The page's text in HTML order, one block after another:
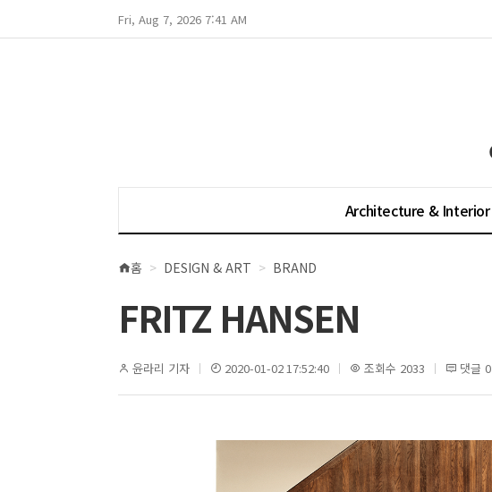
Fri, Aug 7, 2026 7:41 AM
Architecture & Interior
현
위
치
홈 DESIGN & ART BRAND
FRITZ HANSEN
윤라리 기자 2020-01-02 17:52:40 조회수 2033 댓글 0